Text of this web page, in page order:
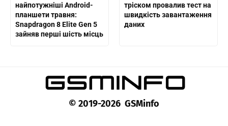
найпотужніші Android-
планшети травня:
Snapdragon 8 Elite Gen 5
зайняв перші шість місць
тріском провалив тест на
швидкість завантаження
даних
© 2019-2026 GSMinfo